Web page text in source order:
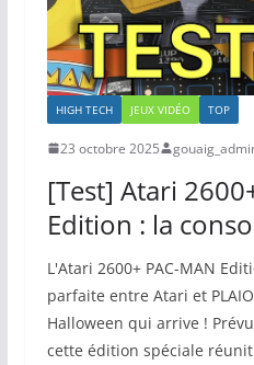
HIGH TECH JEUX VIDÉO TOP
23 octobre 2025
[Test] Atari
Edition : la
L'Atari 2600+ PAC-MAN
parfaite entre Atari et
Halloween qui arrive !
cette édition spéciale